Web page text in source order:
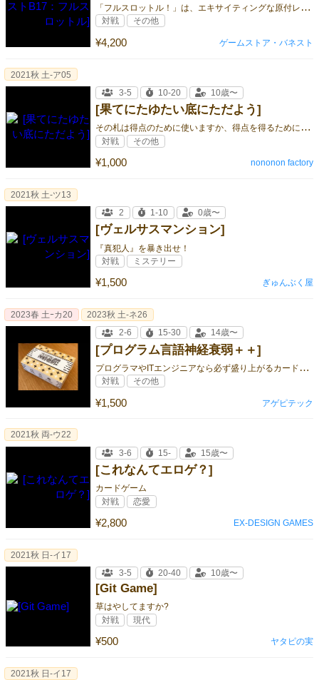
「
フルスロットル！」は、エキサイティングな原付レースにて、お気に入りの原付に賭けるゲームです。
¥4,200
対戦 その他
ゲームストア・バネスト
[果てにたゆたい底にただよう]
そ
の札は得点のために使いますか、得点を得るために確保しますか？
¥1,000
2021秋 土-ア05
3-5
10-20 10歳〜
対戦 その他
nononon factory
[ヴェルサスマンション]
『真犯人』を暴き出せ！
¥1,500
2021秋 土-ツ13
2
1-10 0歳〜
対戦 ミステリー
ぎゅんぶく屋
[プログラム言語神経衰弱＋＋]
プ
ログラマやITエンジニアなら必ず盛り上がるカードゲーム！
¥1,500
2023春 土ｰカ20
2023秋 土-ネ26
2-6
15-30 14歳〜
対戦 その他
アゲピテック
[これなんてエロゲ？]
カードゲーム
¥2,800
2021秋 両-ウ22
3-6
15- 15歳〜
対戦 恋愛
EX-DESIGN GAMES
[Git Game]
草はやしてますか?
¥500
2021秋 日-イ17
3-5
20-40 10歳〜
対戦 現代
ヤタピの実
2021秋 日-イ17